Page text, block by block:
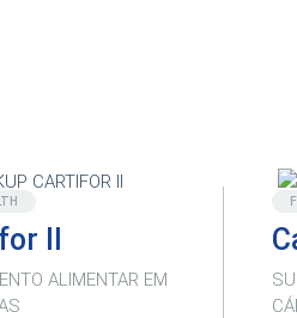
II
ALIMENTAR EM